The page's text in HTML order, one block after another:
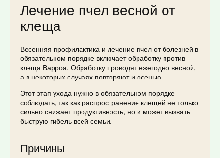
Лечение пчел весной от
клеща
Весенняя профилактика и лечение пчел от болезней в
обязательном порядке включает обработку против
клеща Варроа. Обработку проводят ежегодно весной,
а в некоторых случаях повторяют и осенью.
Этот этап ухода нужно в обязательном порядке
соблюдать, так как распространение клещей не только
сильно снижает продуктивность, но и может вызвать
быструю гибель всей семьи.
Причины